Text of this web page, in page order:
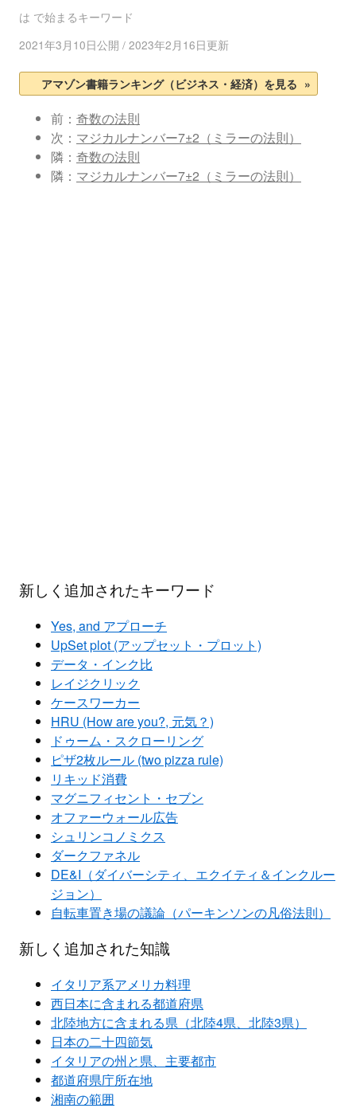
は で始まるキーワード
2021年3月10日公開 / 2023年2月16日更新
アマゾン書籍ランキング（ビジネス・経済）を見る
投稿ナビゲーション
前： 奇数の法則
次： マジカルナンバー7±2（ミラーの法則）
隣： 奇数の法則
隣： マジカルナンバー7±2（ミラーの法則）
新しく追加されたキーワード
Yes, and アプローチ
UpSet plot (アップセット・プロット)
データ・インク比
レイジクリック
ケースワーカー
HRU (How are you?, 元気？)
ドゥーム・スクローリング
ピザ2枚ルール (two pizza rule)
リキッド消費
マグニフィセント・セブン
オファーウォール広告
シュリンコノミクス
ダークファネル
DE&I（ダイバーシティ、エクイティ＆インクルー
ジョン）
自転車置き場の議論（パーキンソンの凡俗法則）
新しく追加された知識
イタリア系アメリカ料理
西日本に含まれる都道府県
北陸地方に含まれる県（北陸4県、北陸3県）
日本の二十四節気
イタリアの州と県、主要都市
都道府県庁所在地
湘南の範囲